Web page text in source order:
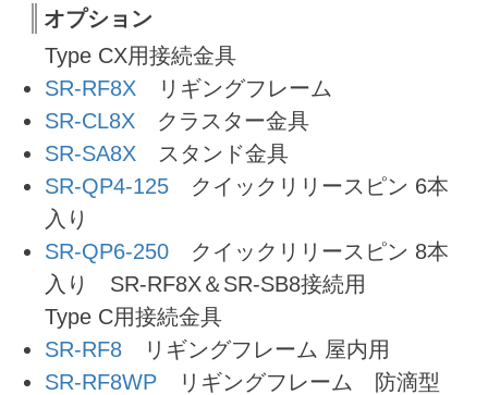
オプション
Type CX用接続金具
SR-RF8Xリギングフレーム
SR-CL8Xクラスター金具
SR-SA8Xスタンド金具
SR-QP4-125クイックリリースピン 6本
入り
SR-QP6-250クイックリリースピン 8本
入り SR-RF8X＆SR-SB8接続用
Type C用接続金具
SR-RF8リギングフレーム 屋内用
SR-RF8WPリギングフレーム 防滴型